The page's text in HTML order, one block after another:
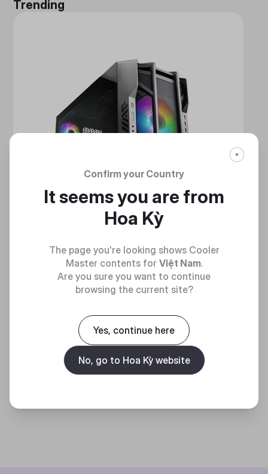
Trending
MẠNH MẼ VÀ TINH NHUỆ
Discover
Confirm your Country
It seems you are from
Hoa Kỳ
The page you're looking shows Cooler
Master contents for Việt Nam.
Are you sure you want to continue
browsing the current site?
Yes, continue here
No, go to Hoa Kỳ website